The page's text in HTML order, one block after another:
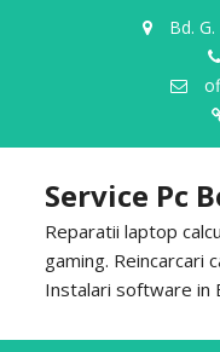
Bd.
Service Pc
Reparatii laptop
gaming. Reincarcari
Instalari software in